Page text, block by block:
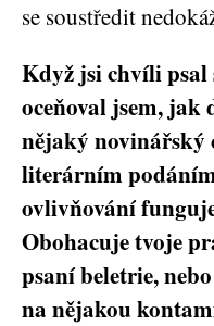
se soustředit
Když jsi chvíli psal
oceňoval jsem, jak
nějaký novinářský
literárním
ovlivňování
Obohacuje tvoje
psaní beletrie,
na nějakou